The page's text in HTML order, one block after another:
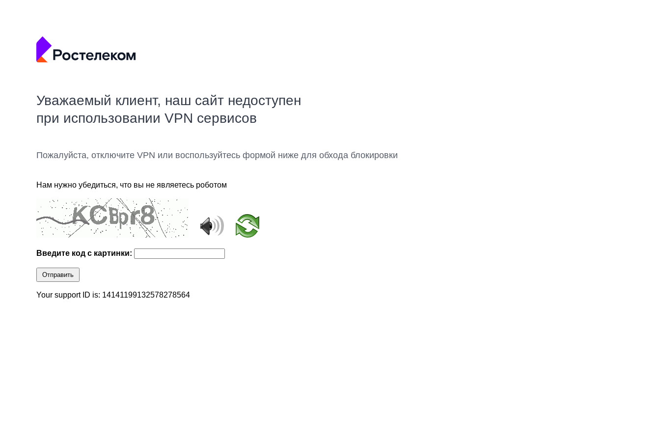
Уважаемый клиент, наш сайт недоступен
при использовании VPN сервисов
Пожалуйста, отключите VPN или воспользуйтесь формой ниже для обхода блокировки
Нам нужно убедиться, что вы не являетесь роботом
Введите код с картинки:
Отправить
Your support ID is: 14141199132578278564